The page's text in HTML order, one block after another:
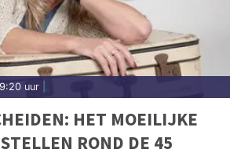
uur
HET MOEILIJKE
ROND DE 45